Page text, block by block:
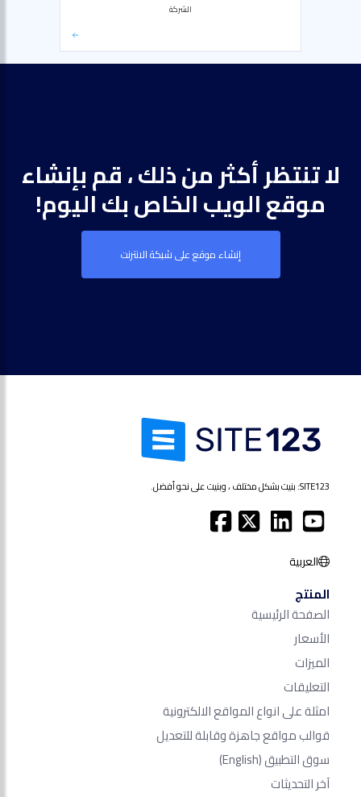
الشركة
لا تنتظر أكثر من ذلك ، قم بإنشاء
موقع الويب الخاص بك اليوم!
إنشاء موقع على شبكة الانترنت
SITE123: بنيت بشكل مختلف ، وبنيت على نحو أفضل.
العربية
المنتج
الصفحة الرئيسية
الأسعار
الميزات
التعليقات
امثلة على انواع المواقع الالكترونية
قوالب مواقع جاهزة وقابلة للتعديل
سوق التطبيق(English)
آخر التحديثات